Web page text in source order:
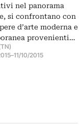
nel panorama
si confrontano con
d’arte moderna e
provenienti…
–11/10/2015